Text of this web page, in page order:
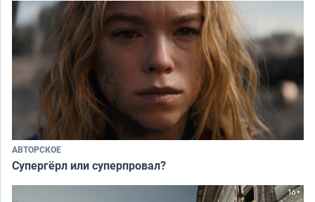
АВТОРСКОЕ
Супергёрл или суперпровал?